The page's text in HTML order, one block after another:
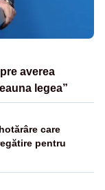
averea
legea”
care
pentru